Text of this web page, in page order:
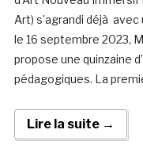
Art) s’agrandi déjà
le 16 septembre 2023,
propose une quinzaine
pédagogiques. La
Lire la suite →